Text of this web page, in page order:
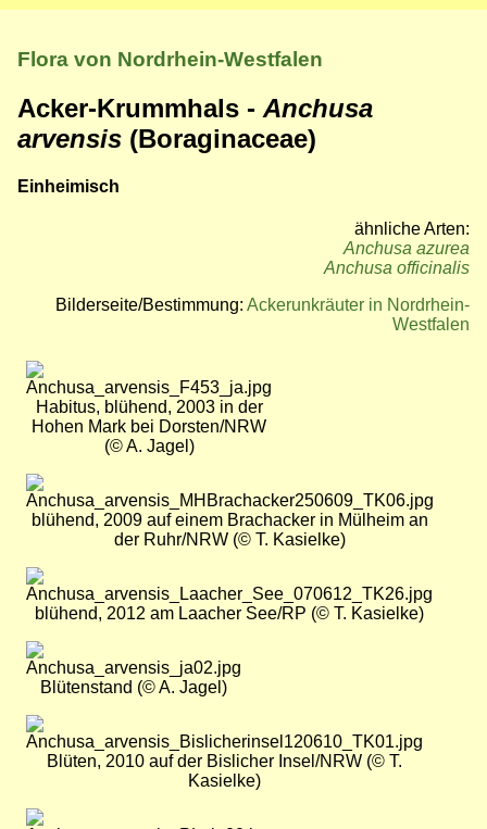
Flora von Nordrhein-Westfalen
Acker-Krummhals - Anchusa
arvensis (Boraginaceae)
Einheimisch
ähnliche Arten:
Anchusa azurea
Anchusa officinalis
Bilderseite/Bestimmung: Ackerunkräuter in Nordrhein-
Westfalen
Bild
Habitus, blühend, 2003 in der
Hohen Mark bei Dorsten/NRW
(© A. Jagel)
Bild
blühend, 2009 auf einem Brachacker in Mülheim an
der Ruhr/NRW (© T. Kasielke)
Bild
blühend, 2012 am Laacher See/RP (© T. Kasielke)
Bild
Blütenstand (© A. Jagel)
Bild
Blüten, 2010 auf der Bislicher Insel/NRW (© T.
Kasielke)
Bild